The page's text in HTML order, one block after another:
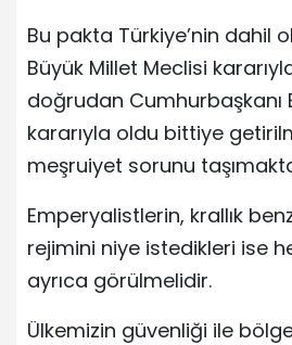
Bu pakta Türkiye’nin dahil
Büyük Millet Meclisi
doğrudan Cumhurbaşkanı
kararıyla oldu bittiye
meşruiyet sorunu
Emperyalistlerin, krallık
rejimini niye istedikleri ise
ayrıca görülmelidir.
Ülkemizin güvenliği ile